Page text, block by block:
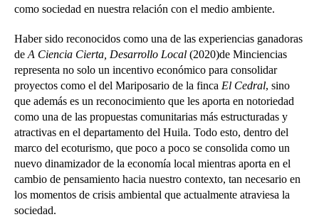
como sociedad en nuestra relación con el medio ambiente.
Haber sido reconocidos como una de las experiencias ganadoras
de A Ciencia Cierta, Desarrollo Local (2020)de Minciencias
representa no solo un incentivo económico para consolidar
proyectos como el del Mariposario de la finca El Cedral, sino
que además es un reconocimiento que les aporta en notoriedad
como una de las propuestas comunitarias más estructuradas y
atractivas en el departamento del Huila. Todo esto, dentro del
marco del ecoturismo, que poco a poco se consolida como un
nuevo dinamizador de la economía local mientras aporta en el
cambio de pensamiento hacia nuestro contexto, tan necesario en
los momentos de crisis ambiental que actualmente atraviesa la
sociedad.